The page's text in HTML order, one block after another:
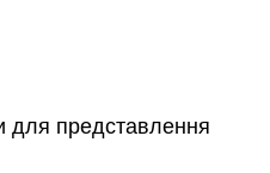
для представлення